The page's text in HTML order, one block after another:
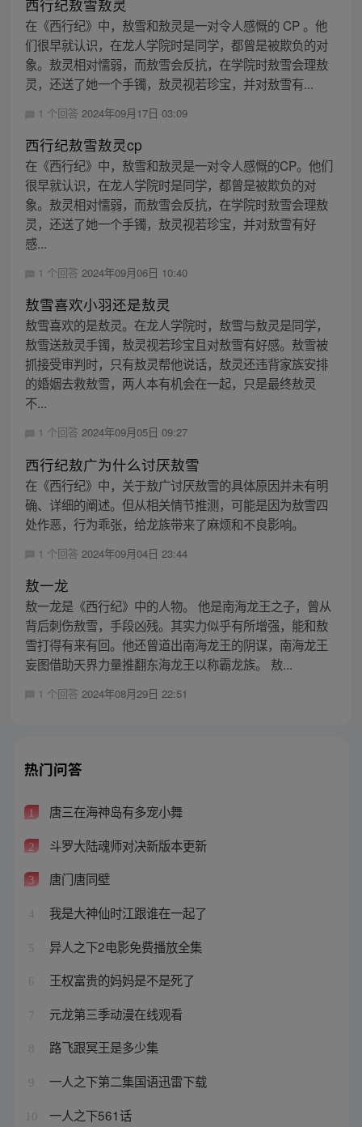
西行纪敖雪敖灵
在《西行纪》中，敖雪和敖灵是一对令人感慨的 CP 。他
们很早就认识，在龙人学院时是同学，都曾是被欺负的对
象。敖灵相对懦弱，而敖雪会反抗，在学院时敖雪会理敖
灵，还送了她一个手镯，敖灵视若珍宝，并对敖雪有...
1 个回答 2024年09月17日 03:09
西行纪敖雪敖灵cp
在《西行纪》中，敖雪和敖灵是一对令人感慨的CP。他们
很早就认识，在龙人学院时是同学，都曾是被欺负的对
象。敖灵相对懦弱，而敖雪会反抗，在学院时敖雪会理敖
灵，还送了她一个手镯，敖灵视若珍宝，并对敖雪有好
感...
1 个回答 2024年09月06日 10:40
敖雪喜欢小羽还是敖灵
敖雪喜欢的是敖灵。在龙人学院时，敖雪与敖灵是同学，
敖雪送敖灵手镯，敖灵视若珍宝且对敖雪有好感。敖雪被
抓接受审判时，只有敖灵帮他说话，敖灵还违背家族安排
的婚姻去救敖雪，两人本有机会在一起，只是最终敖灵
不...
1 个回答 2024年09月05日 09:27
西行纪敖广为什么讨厌敖雪
在《西行纪》中，关于敖广讨厌敖雪的具体原因并未有明
确、详细的阐述。但从相关情节推测，可能是因为敖雪四
处作恶，行为乖张，给龙族带来了麻烦和不良影响。
1 个回答 2024年09月04日 23:44
敖一龙
敖一龙是《西行纪》中的人物。 他是南海龙王之子，曾从
背后刺伤敖雪，手段凶残。其实力似乎有所增强，能和敖
雪打得有来有回。他还曾道出南海龙王的阴谋，南海龙王
妄图借助天界力量推翻东海龙王以称霸龙族。 敖...
1 个回答 2024年08月29日 22:51
热门问答
1 唐三在海神岛有多宠小舞
2 斗罗大陆魂师对决新版本更新
3 唐门唐同壁
4 我是大神仙时江跟谁在一起了
5 异人之下2电影免费播放全集
6 王权富贵的妈妈是不是死了
7 元龙第三季动漫在线观看
8 路飞跟冥王是多少集
9 一人之下第二集国语迅雷下载
10 一人之下561话